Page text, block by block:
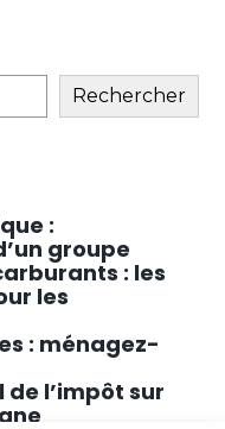
Rechercher
:
groupe
: les
les
: ménagez-
l’impôt sur